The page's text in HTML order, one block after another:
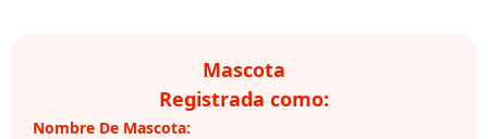
Mascota
Registrada como:
Nombre De Mascota: